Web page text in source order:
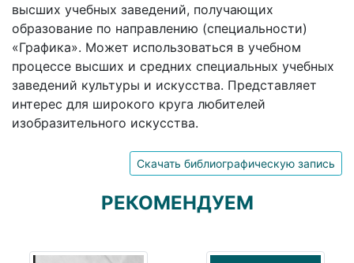
высших учебных заведений, получающих
образование по направлению (специальности)
«Графика». Может использоваться в учебном
процессе высших и средних специальных учебных
заведений культуры и искусства. Представляет
интерес для широкого круга любителей
изобразительного искусства.
Скачать библиографическую запись
РЕКОМЕНДУЕМ